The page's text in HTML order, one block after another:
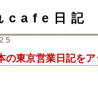
cafe日記
の東京営業日記を